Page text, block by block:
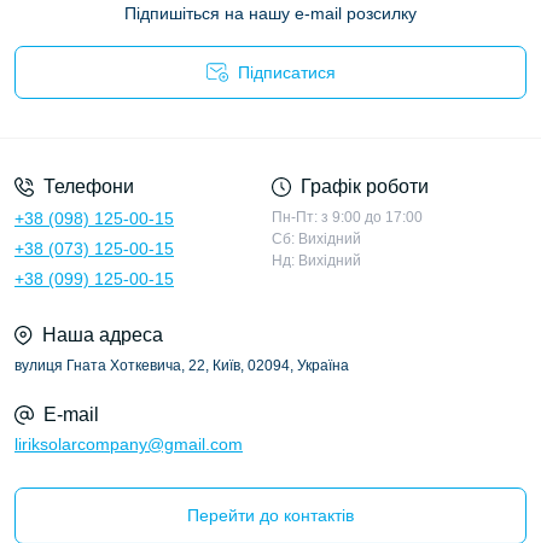
Підпишіться на нашу e-mail розсилку
Підписатися
Телефони
+38 (098) 125-00-15
+38 (073) 125-00-15
+38 (099) 125-00-15
Графік роботи
Пн-Пт: з 9:00 до 17:00
Сб: Вихідний
Нд: Вихідний
Наша адреса
вулиця Гната Хоткевича, 22, Київ, 02094, Україна
E-mail
liriksolarcompany@gmail.com
Перейти до контактів